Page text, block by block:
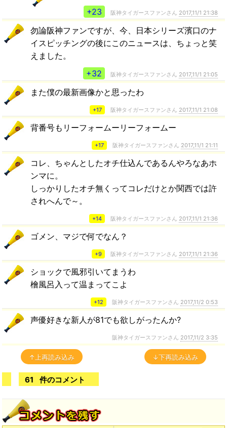
+23
阪神タイガースファンさん 2017,11/1 21:38
勿論阪神ファンですが、今、日本シリーズ濱口のナ
イスピッチングの後にこのニュースは、ちょっと笑
えました。
+32
阪神タイガースファンさん 2017,11/1 21:05
また僕の最新画像かと思ったわ
+17 阪神タイガースファンさん 2017,11/1 21:08
背番号もリーフォームーリーフォームー
+17 阪神タイガースファンさん 2017,11/1 21:11
コレ、ちゃんとしたオチ仕込んであるんやろなあホ
ンマに。
しっかりしたオチ無くってコレだけとか関西では許
されへんで～。
+14 阪神タイガースファンさん 2017,11/1 21:36
ゴメン、マジで何でなん？
+9 阪神タイガースファンさん 2017,11/1 21:36
ショックで風邪引いてまうわ
檜風呂入って温まってこよ
+12 阪神タイガースファンさん 2017,11/2 0:53
声優好きな新人が81でも欲しがったんか?
阪神タイガースファンさん 2017,11/2 3:35
↑上再読み込み ↓下再読み込み
61 件のコメント